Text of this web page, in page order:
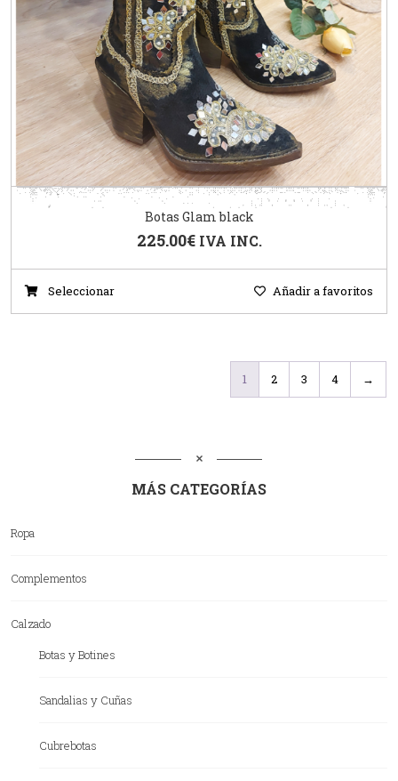
Botas Glam black
225.00€ IVA INC.
Seleccionar Añadir a favoritos
1 2 3 4 →
MÁS CATEGORÍAS
Ropa
Complementos
Calzado
Botas y Botines
Sandalias y Cuñas
Cubrebotas